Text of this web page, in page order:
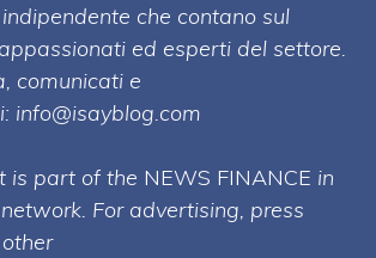
che contano sul
ed esperti del settore.
comunicati e
info@isayblog.com
is part of the NEWS FINANCE in
For advertising, press